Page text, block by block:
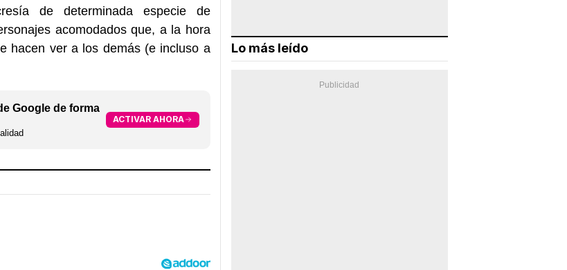
de determinada especie de
acomodados que, a la hora
hacen ver a los demás (e incluso a
Google de forma
ACTIVAR AHORA
Lo más leído